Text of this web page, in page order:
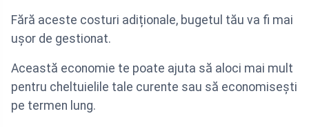
Fără aceste costuri adiționale, bugetul tău va fi mai
ușor de gestionat.
Această economie te poate ajuta să aloci mai mult
pentru cheltuielile tale curente sau să economisești
pe termen lung.